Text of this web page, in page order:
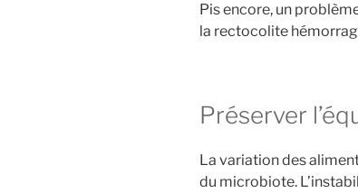
Pis encore, un
la rectocolite
Préserver
La variation des
du microbiote.